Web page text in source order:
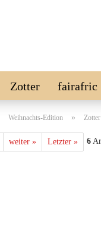
Zotter fairafric
Vegan SALE %
Weihnachts-Edition »
weiter » Letzter » 6